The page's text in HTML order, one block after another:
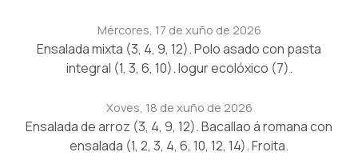
Mércores, 17 de xuño de 2026
Ensalada mixta (3, 4, 9, 12). Polo asado con pasta
integral (1, 3, 6, 10). Iogur ecolóxico (7).
Xoves, 18 de xuño de 2026
Ensalada de arroz (3, 4, 9, 12). Bacallao á romana con
ensalada (1, 2, 3, 4, 6, 10, 12, 14). Froita.